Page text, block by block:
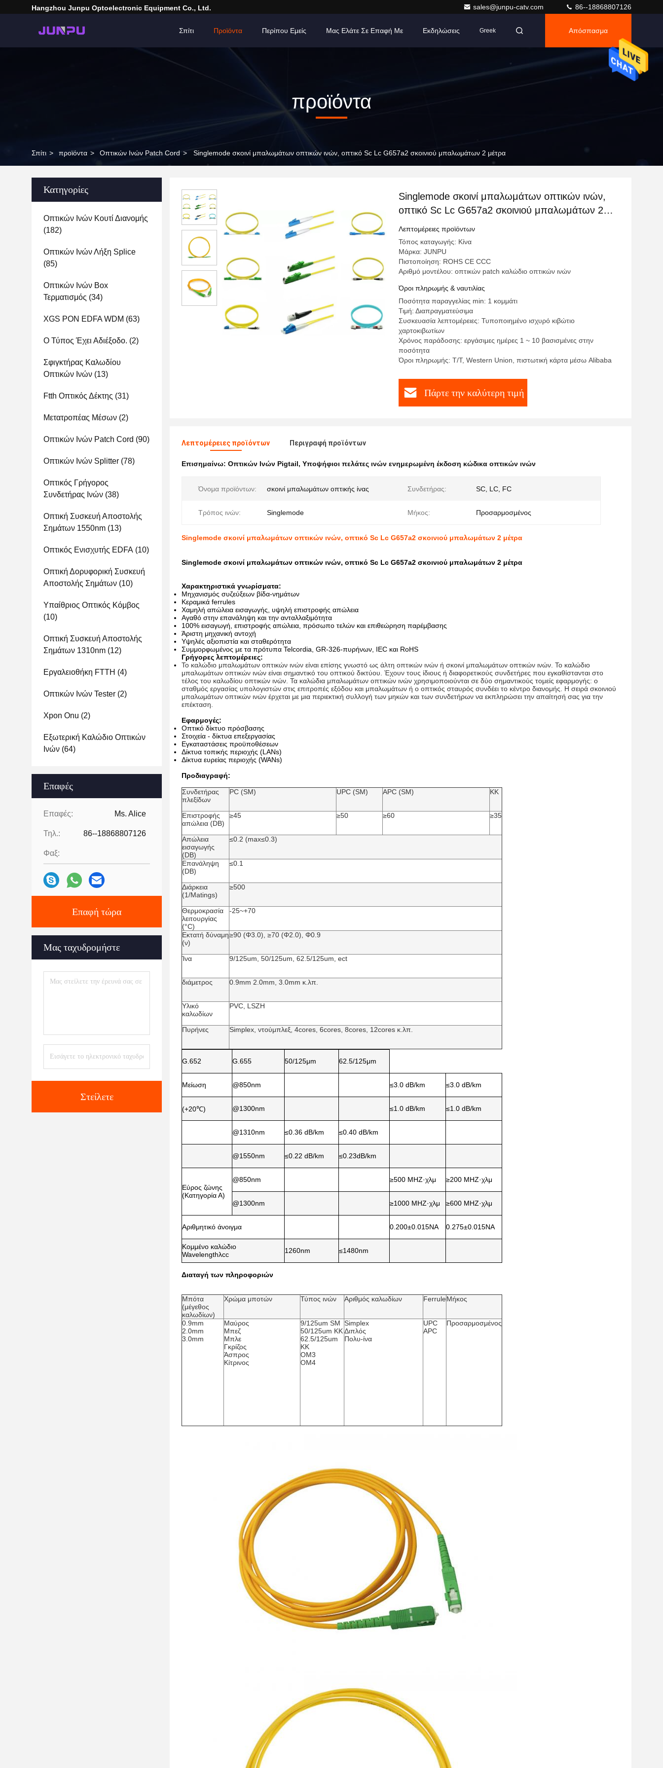
Hangzhou Junpu Optoelectronic Equipment Co., Ltd. sales@junpu-catv.com 86--18868807126
Σπίτι Προϊόντα Περίπου Εμείς Μας Ελάτε Σε Επαφή Με Εκδηλώσεις Greek Απόσπασμα
προϊόντα
Σπίτι > προϊόντα > Οπτικών Ινών Patch Cord > Singlemode σκοινί μπαλωμάτων οπτικών ινών, οπτικό Sc Lc G657a2 σκοινιού μπαλωμάτων 2 μέτρα
Κατηγορίες
Οπτικών Ινών Κουτί Διανομής
(182)
Οπτικών Ινών Λήξη Splice
(85)
Οπτικών Ινών Box
Τερματισμός (34)
XGS PON EDFA WDM (63)
Ο Τύπος Έχει Αδιέξοδο. (2)
Σφιγκτήρας Καλωδίου
Οπτικών Ινών (13)
Ftth Οπτικός Δέκτης (31)
Μετατροπέας Μέσων (2)
Οπτικών Ινών Patch Cord (90)
Οπτικών Ινών Splitter (78)
Οπτικός Γρήγορος
Συνδετήρας Ινών (38)
Οπτική Συσκευή Αποστολής
Σημάτων 1550nm (13)
Οπτικός Ενισχυτής EDFA (10)
Οπτική Δορυφορική Συσκευή
Αποστολής Σημάτων (10)
Υπαίθριος Οπτικός Κόμβος
(10)
Οπτική Συσκευή Αποστολής
Σημάτων 1310nm (12)
Εργαλειοθήκη FTTH (4)
Οπτικών Ινών Tester (2)
Xpon Onu (2)
Εξωτερική Καλώδιο Οπτικών
Ινών (64)
Επαφές
Επαφές: Ms. Alice
Τηλ.: 86--18868807126
Φαξ:
Επαφή τώρα
Μας ταχυδρομήστε
Στείλετε
Singlemode σκοινί μπαλωμάτων οπτικών ινών,
οπτικό Sc Lc G657a2 σκοινιού μπαλωμάτων 2
μέτρα
Λεπτομέρειες προϊόντων
Τόπος καταγωγής: Κίνα
Μάρκα: JUNPU
Πιστοποίηση: ROHS CE CCC
Αριθμό μοντέλου: οπτικών patch καλώδιο οπτικών ινών
Όροι πληρωμής & ναυτιλίας
Ποσότητα παραγγελίας min: 1 κομμάτι
Τιμή: Διαπραγματεύσιμα
Συσκευασία λεπτομέρειες: Τυποποιημένο ισχυρό κιβώτιο
χαρτοκιβωτίων
Χρόνος παράδοσης: εργάσιμες ημέρες 1 ~ 10 βασισμένες στην
ποσότητα
Όροι πληρωμής: T/T, Western Union, πιστωτική κάρτα μέσω Alibaba
Πάρτε την καλύτερη τιμή
Λεπτομέρειες προϊόντων Περιγραφή προϊόντων
Επισημαίνω: Οπτικών Ινών Pigtail, Υποψήφιοι πελάτες ινών ενημερωμένη έκδοση κώδικα οπτικών ινών
Όνομα προϊόντων: σκοινί μπαλωμάτων οπτικής ίνας Συνδετήρας: SC, LC, FC
Τρόπος ινών: Singlemode Μήκος: Προσαρμοσμένος
Singlemode σκοινί μπαλωμάτων οπτικών ινών, οπτικό Sc Lc G657a2 σκοινιού μπαλωμάτων 2 μέτρα
Singlemode σκοινί μπαλωμάτων οπτικών ινών, οπτικό Sc Lc G657a2 σκοινιού μπαλωμάτων 2 μέτρα
Χαρακτηριστικά γνωρίσματα:
Μηχανισμός συζεύξεων βίδα-νημάτων
Κεραμικά ferrules
Χαμηλή απώλεια εισαγωγής, υψηλή επιστροφής απώλεια
Αγαθό στην επανάληψη και την ανταλλαξιμότητα
100% εισαγωγή, επιστροφής απώλεια, πρόσωπο τελών και επιθεώρηση παρέμβασης
Άριστη μηχανική αντοχή
Υψηλές αξιοπιστία και σταθερότητα
Συμμορφωμένος με τα πρότυπα Telcordia, GR-326-πυρήνων, IEC και RoHS
Γρήγορες λεπτομέρειες:
Το καλώδιο μπαλωμάτων οπτικών ινών είναι επίσης γνωστό ως άλτη οπτικών ινών ή σκοινί μπαλωμάτων οπτικών ινών. Το καλώδιο
μπαλωμάτων οπτικών ινών είναι σημαντικό του οπτικού δικτύου. Έχουν τους ίδιους ή διαφορετικούς συνδετήρες που εγκαθίστανται στο
τέλος του καλωδίου οπτικών ινών. Τα καλώδια μπαλωμάτων οπτικών ινών χρησιμοποιούνται σε δύο σημαντικούς τομείς εφαρμογής: ο
σταθμός εργασίας υπολογιστών στις επιτροπές εξόδου και μπαλωμάτων ή ο οπτικός σταυρός συνδέει το κέντρο διανομής. Η σειρά σκοινιού
μπαλωμάτων οπτικών ινών έρχεται με μια περιεκτική συλλογή των μηκών και των συνδετήρων να εκπληρώσει την απαίτησή σας για την
επέκταση.
Εφαρμογές:
Οπτικό δίκτυο πρόσβασης
Στοιχεία - δίκτυα επεξεργασίας
Εγκαταστάσεις προϋποθέσεων
Δίκτυα τοπικής περιοχής (LANs)
Δίκτυα ευρείας περιοχής (WANs)
Προδιαγραφή:
Συνδετήρας
πλεξίδων
PC (SM) UPC (SM) APC (SM) ΚΚ
Επιστροφής
απώλεια (DB)
≥45 ≥50 ≥60 ≥35
Απώλεια
εισαγωγής
(DB)
≤0.2 (max≤0.3)
Επανάληψη
(DB)
≤0.1
Διάρκεια
(1/Matings)
≥500
Θερμοκρασία
λειτουργίας
(°C)
-25~+70
Εκτατή δύναμη
(ν)
≥90 (Φ3.0), ≥70 (Φ2.0), Φ0.9
Ίνα 9/125um, 50/125um, 62.5/125um, ect
διάμετρος 0.9mm 2.0mm, 3.0mm κ.λπ.
Υλικό
καλωδίων
PVC, LSZH
Πυρήνες Simplex, ντούμπλεξ, 4cores, 6cores, 8cores, 12cores κ.λπ.
G.652 G.655 50/125μm 62.5/125μm
Μείωση @850nm ≤3.0 dB/km ≤3.0 dB/km
(+20℃) @1300nm ≤1.0 dB/km ≤1.0 dB/km
@1310nm ≤0.36 dB/km ≤0.40 dB/km
@1550nm ≤0.22 dB/km ≤0.23dB/km
Εύρος ζώνης
(Κατηγορία Α)
@850nm ≥500 MHZ·χλμ ≥200 MHZ·χλμ
@1300nm ≥1000 MHZ·χλμ ≥600 MHZ·χλμ
Αριθμητικό άνοιγμα 0.200±0.015NA 0.275±0.015NA
Κομμένο καλώδιο
Wavelengthλcc
1260nm ≤1480nm
Διαταγή των πληροφοριών
Μπότα
(μέγεθος
καλωδίων)
Χρώμα μποτών Τύπος ινών Αριθμός καλωδίων FerruleΜήκος
0.9mm
2.0mm
3.0mm
Μαύρος
Μπεζ
Μπλε
Γκρίζος
Άσπρος
Κίτρινος
9/125um SM
50/125um ΚΚ
62.5/125um
ΚΚ
OM3
OM4
Simplex
Διπλός
Πολυ-ίνα
UPC
APC
Προσαρμοσμένος